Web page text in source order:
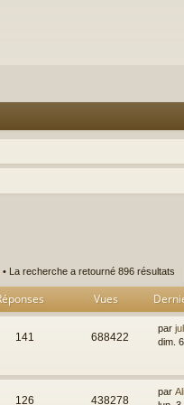
• La recherche a retourné 896 résultats
Vues
141 688422
par
dim.
126 438278
par